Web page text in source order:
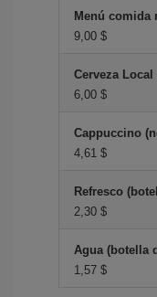
Menú comida
9,00 $
Cerveza
6,00 $
Cappuccino
4,61 $
Refresco
2,30 $
Agua (botella
1,57 $